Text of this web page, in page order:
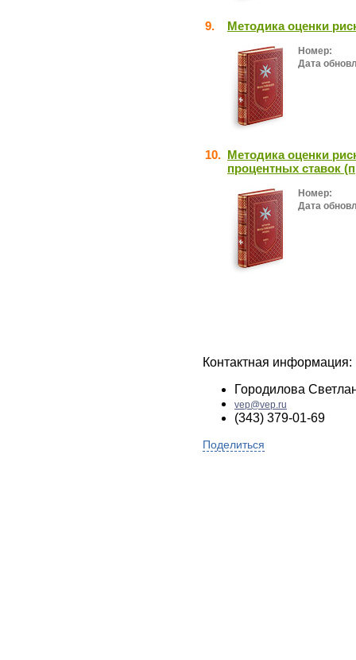
9. Методика оценки
Номер:
Дата
10. Методика оценки
процентных ставок
Номер:
Дата
Контактная информация:
Городилова
vep@vep.ru
(343) 379-01-69
Поделиться